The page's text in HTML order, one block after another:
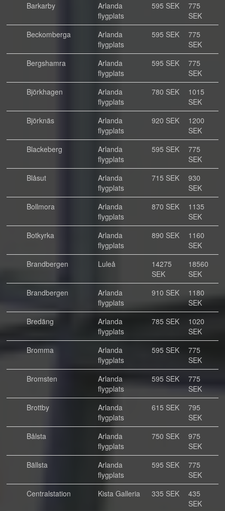
Barkarby
Arlanda
flygplats
595 SEK
775
SEK
Beckomberga
Arlanda
flygplats
595 SEK
775
SEK
Bergshamra
Arlanda
flygplats
595 SEK
775
SEK
Björkhagen
Arlanda
flygplats
780 SEK
1015
SEK
Björknäs
Arlanda
flygplats
920 SEK
1200
SEK
Blackeberg
Arlanda
flygplats
595 SEK
775
SEK
Blåsut
Arlanda
flygplats
715 SEK
930
SEK
Bollmora
Arlanda
flygplats
870 SEK
1135
SEK
Botkyrka
Arlanda
flygplats
890 SEK
1160
SEK
Brandbergen
Luleå
14275
SEK
18560
SEK
Brandbergen
Arlanda
flygplats
910 SEK
1180
SEK
Bredäng
Arlanda
flygplats
785 SEK
1020
SEK
Bromma
Arlanda
flygplats
595 SEK
775
SEK
Bromsten
Arlanda
flygplats
595 SEK
775
SEK
Brottby
Arlanda
flygplats
615 SEK
795
SEK
Bålsta
Arlanda
flygplats
750 SEK
975
SEK
Bällsta
Arlanda
flygplats
595 SEK
775
SEK
Centralstation
Kista Galleria 335 SEK
435
SEK